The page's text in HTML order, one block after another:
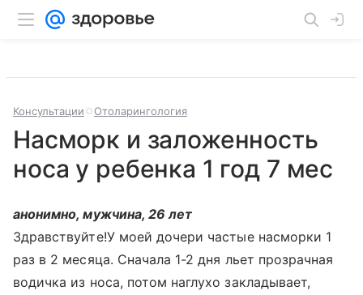
Консультации Отоларингология
Насморк и заложенность
носа у ребенка 1 год 7 мес
анонимно, мужчина, 26 лет
Здравствуйте!У моей дочери частые насморки 1
раз в 2 месяца. Сначала 1-2 дня льет прозрачная
водичка из носа, потом наглухо закладывает,